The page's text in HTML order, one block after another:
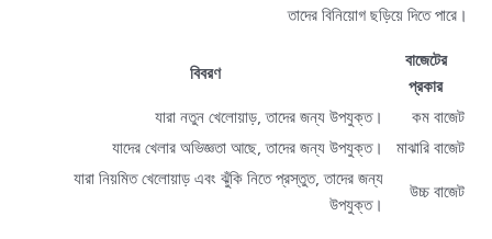
তাদের বিনিয়োগ ছড়িয়ে দিতে পারে।
বাজেটের
প্রকার
বিবরণ
কম বাজেট
যারা নতুন খেলোয়াড়, তাদের জন্য উপযুক্ত।
মাঝারি বাজেট
যাদের খেলার অভিজ্ঞতা আছে, তাদের জন্য উপযুক্ত।
উচ্চ বাজেট
যারা নিয়মিত খেলোয়াড় এবং ঝুঁকি নিতে প্রস্তুত, তাদের জন্য
উপযুক্ত।